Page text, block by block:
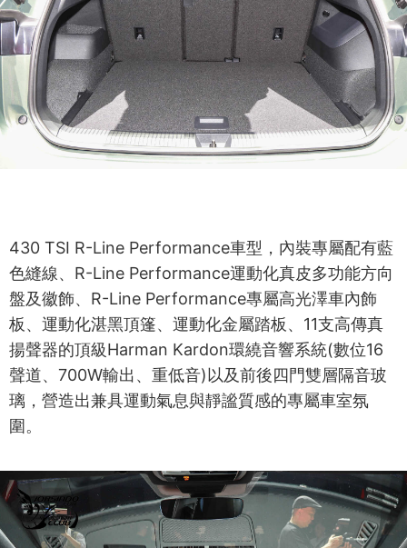
430 TSI R-Line Performance車型，內裝專屬配有藍
色縫線、R-Line Performance運動化真皮多功能方向
盤及徽飾、R-Line Performance專屬高光澤車內飾
板、運動化湛黑頂篷、運動化金屬踏板、11支高傳真
揚聲器的頂級Harman Kardon環繞音響系統(數位16
聲道、700W輸出、重低音)以及前後四門雙層隔音玻
璃，營造出兼具運動氣息與靜謐質感的專屬車室氛
圍。